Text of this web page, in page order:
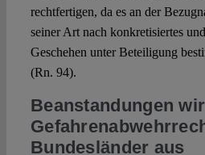
rechtfertigen, da es an der
seiner Art nach konkretisiertes
Geschehen unter Beteiligung
(Rn. 94).
Beanstandungen
Bundesländer aus